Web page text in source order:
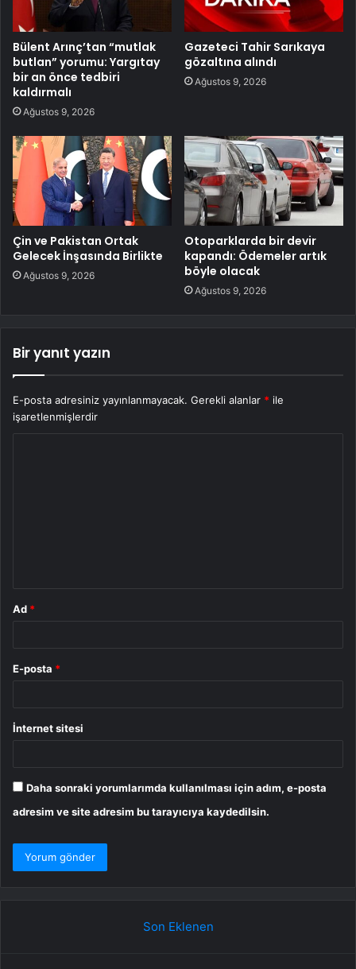
Bülent Arınç’tan “mutlak
butlan” yorumu: Yargıtay
bir an önce tedbiri
kaldırmalı
Ağustos 9, 2026
Gazeteci Tahir Sarıkaya
gözaltına alındı
Ağustos 9, 2026
Çin ve Pakistan Ortak
Gelecek İnşasında Birlikte
Ağustos 9, 2026
Otoparklarda bir devir
kapandı: Ödemeler artık
böyle olacak
Ağustos 9, 2026
Bir yanıt yazın
E-posta adresiniz yayınlanmayacak. Gerekli alanlar * ile
işaretlenmişlerdir
Ad *
E-posta *
İnternet sitesi
Daha sonraki yorumlarımda kullanılması için adım, e-posta
adresim ve site adresim bu tarayıcıya kaydedilsin.
Son Eklenen